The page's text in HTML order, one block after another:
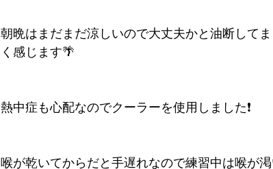
朝晩はまだまだ涼しいので大丈夫かと油断して
く感じます🌴
熱中症も心配なのでクーラーを使用しました❗️
喉が乾いてからだと手遅れなので練習中は喉が